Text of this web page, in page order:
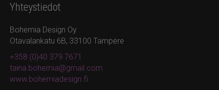
Yhteystiedot
Bohemia Design Oy
Otavalankatu 6B, 33100 Tampere
+358 (0)40 379 7671
taina.bohemia@gmail.com
www.bohemiadesign.fi